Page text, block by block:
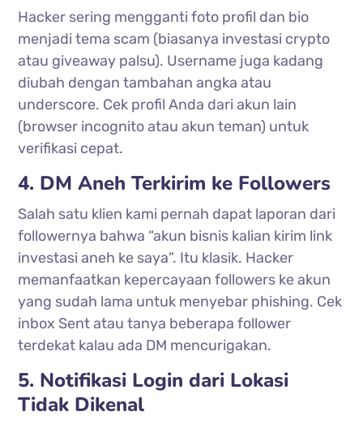
Hacker sering mengganti foto profil dan bio
menjadi tema scam (biasanya investasi crypto
atau giveaway palsu). Username juga kadang
diubah dengan tambahan angka atau
underscore. Cek profil Anda dari akun lain
(browser incognito atau akun teman) untuk
verifikasi cepat.
4. DM Aneh Terkirim ke Followers
Salah satu klien kami pernah dapat laporan dari
followernya bahwa “akun bisnis kalian kirim link
investasi aneh ke saya”. Itu klasik. Hacker
memanfaatkan kepercayaan followers ke akun
yang sudah lama untuk menyebar phishing. Cek
inbox Sent atau tanya beberapa follower
terdekat kalau ada DM mencurigakan.
5. Notifikasi Login dari Lokasi
Tidak Dikenal